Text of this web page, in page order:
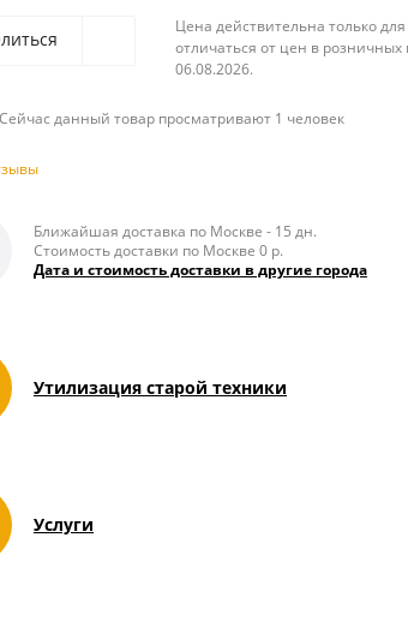
Цена действительна только
отличаться от цен в
06.08.2026.
Сейчас данный товар просматривают 1 человек
Ближайшая доставка по Москве - 15 дн.
Стоимость доставки по Москве 0 р.
Дата и стоимость доставки в другие города
Утилизация старой техники
Услуги